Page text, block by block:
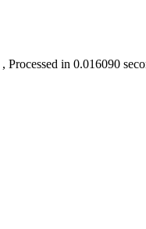
, Processed in 0.016090